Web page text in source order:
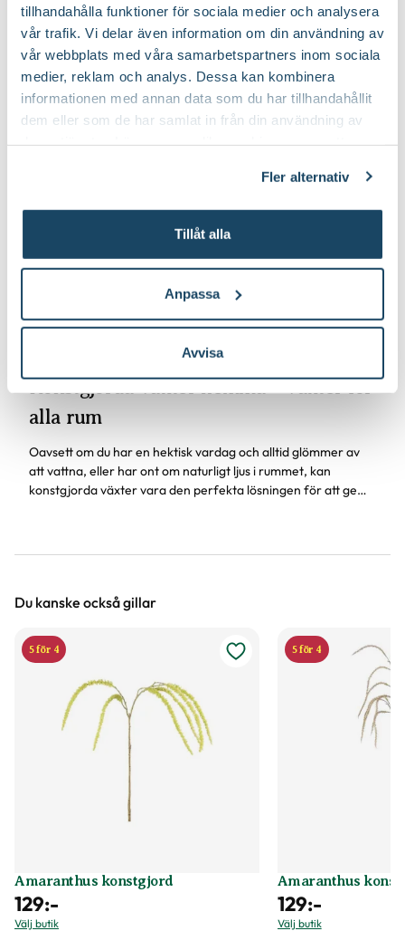
tillhandahålla funktioner för sociala medier och analysera
vår trafik. Vi delar även information om din användning av
vår webbplats med våra samarbetspartners inom sociala
medier, reklam och analys. Dessa kan kombinera
informationen med annan data som du har tillhandahållit
dem eller som de har samlat in från din användning av
Fler alternativ
Tillåt alla
Anpassa
Avvisa
Konstgjorda växter hemma – växter för
alla rum
Oavsett om du har en hektisk vardag och alltid glömmer av
att vattna, eller har ont om naturligt ljus i rummet, kan
konstgjorda växter vara den perfekta lösningen för att ge
Du kanske också gillar
5 för 4
Amaranthus konstgjord
129:-
Välj butik
5 för 4
Amaranthus
129:-
Välj butik